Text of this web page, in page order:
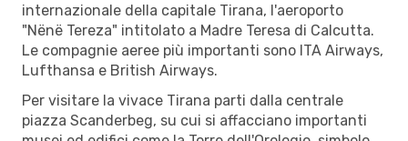
internazionale della capitale Tirana, l'aeroporto
"Nënë Tereza" intitolato a Madre Teresa di Calcutta.
Le compagnie aeree più importanti sono ITA Airways,
Lufthansa e British Airways.
Per visitare la vivace Tirana parti dalla centrale
piazza Scanderbeg, su cui si affacciano importanti